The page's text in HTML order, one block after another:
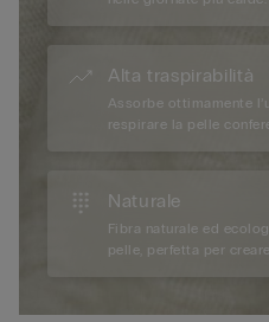
Alta traspirabilità
Assorbe ottimamente
respirare la pelle
Naturale
Fibra naturale ed
pelle, perfetta per